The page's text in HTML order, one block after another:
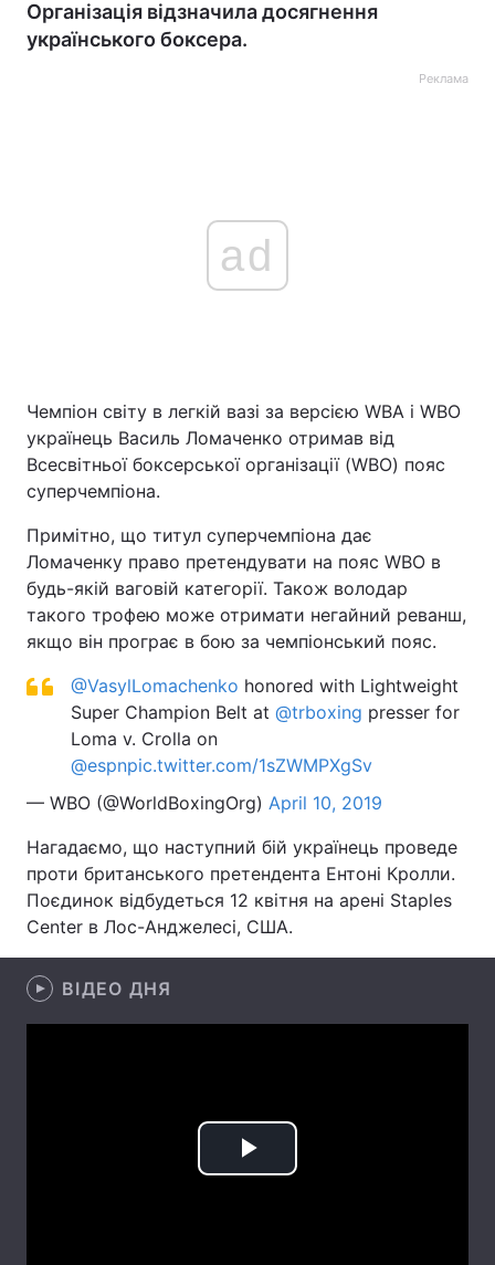
Україна Політика
Економіка Світ
Спорт Наука
Техно і зв'язок
Зброя Інциденти
Здоров'я Туризм
Екологія Регіони
Лонгріди
Відео з Youtube
Організація відзначила досягнення
українського боксера.
Реклама
ad
Чемпіон світу в легкій вазі за версією WBA і WBO
українець Василь Ломаченко отримав від
Всесвітньої боксерської організації (WBO) пояс
суперчемпіона.
Примітно, що титул суперчемпіона дає
Ломаченку право претендувати на пояс WBO в
будь-якій ваговій категорії. Також володар
такого трофею може отримати негайний реванш,
якщо він програє в бою за чемпіонський пояс.
@VasylLomachenko honored with Lightweight
Super Champion Belt at @trboxing presser for
Loma v. Crolla on
@espnpic.twitter.com/1sZWMPXgSv
— WBO (@WorldBoxingOrg) April 10, 2019
Нагадаємо, що наступний бій українець проведе
проти британського претендента Ентоні Кролли.
Поєдинок відбудеться 12 квітня на арені Staples
Center в Лос-Анджелесі, США.
ВІДЕО ДНЯ
Play